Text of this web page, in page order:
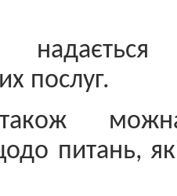
послуг.
питань,